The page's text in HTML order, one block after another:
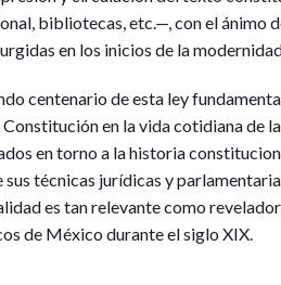
bibliotecas, etc.—, con el ánimo
en los inicios de la
centenario de esta ley
en la vida cotidiana de
en torno a la historia
técnicas jurídicas y
es tan relevante como
de México durante el siglo XIX.